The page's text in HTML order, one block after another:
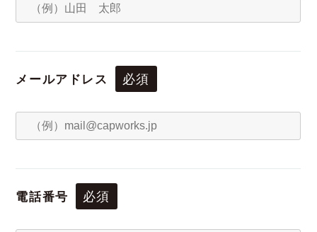
メールアドレス 必須
電話番号 必須